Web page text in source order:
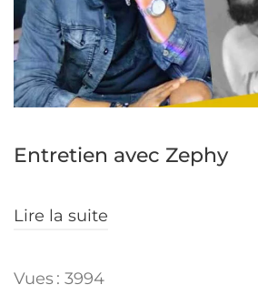
Entretien avec Zephy
Lire la suite
Vues : 3994